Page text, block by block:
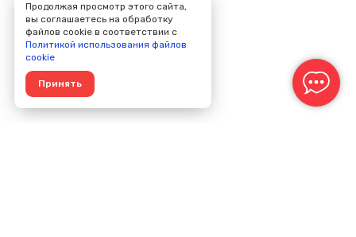
Продолжая просмотр этого сайта,
вы соглашаетесь на обработку
файлов cookie в соответствии с
Политикой использования файлов
cookie
Принять